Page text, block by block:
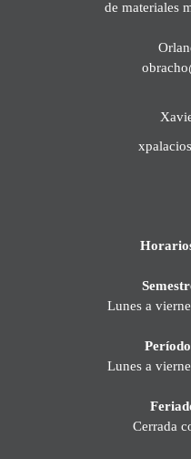
de materiales
Lunes a
Lunes a
Cerrada